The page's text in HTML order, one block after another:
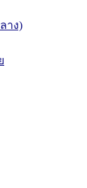
าง)